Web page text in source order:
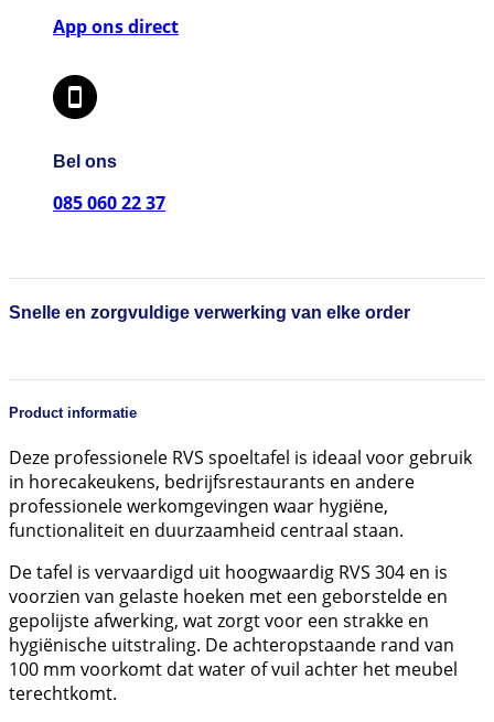
App ons direct
Bel ons
085 060 22 37
Snelle en zorgvuldige verwerking van elke order
Product informatie
Deze professionele RVS spoeltafel is ideaal voor gebruik
in horecakeukens, bedrijfsrestaurants en andere
professionele werkomgevingen waar hygiëne,
functionaliteit en duurzaamheid centraal staan.
De tafel is vervaardigd uit hoogwaardig RVS 304 en is
voorzien van gelaste hoeken met een geborstelde en
gepolijste afwerking, wat zorgt voor een strakke en
hygiënische uitstraling. De achteropstaande rand van
100 mm voorkomt dat water of vuil achter het meubel
terechtkomt.